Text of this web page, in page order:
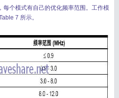
每个模式有自己的优化频率范围。工作模
7 所示。